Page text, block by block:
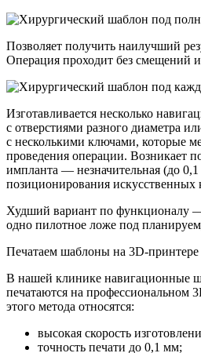
Позволяет получить наилучший
Операция проходит без смещений
Изготавливается несколько
с отверстиями разного диаметра
с несколькими ключами, которые
проведения операции. Возникает
импланта — незначительная (до
позиционирования искусственных
Худший вариант по функционалу
одно пилотное ложе под
Печатаем шаблоны на 3D-принтере
В нашей клинике навигационные
печатаются на профессиональном
этого метода относятся:
высокая скорость
точность печати до 0,1 мм;